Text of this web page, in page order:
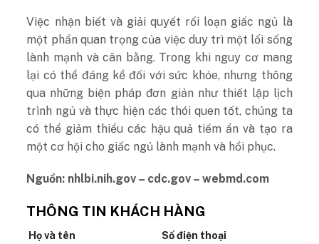
Việc nhận biết và giải quyết rối loạn giấc ngủ là
một phần quan trọng của việc duy trì một lối sống
lành mạnh và cân bằng. Trong khi nguy cơ mang
lại có thể đáng kể đối với sức khỏe, nhưng thông
qua những biện pháp đơn giản như thiết lập lịch
trình ngủ và thực hiện các thói quen tốt, chúng ta
có thể giảm thiểu các hậu quả tiềm ẩn và tạo ra
một cơ hội cho giấc ngủ lành mạnh và hồi phục.
Nguồn: nhlbi.nih.gov – cdc.gov – webmd.com
THÔNG TIN KHÁCH HÀNG
Họ và tên Số điện thoại